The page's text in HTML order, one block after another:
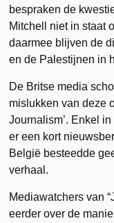
bespraken de
Mitchell niet in staat
daarmee blijven de
en de Palestijnen in
De Britse media
mislukken van deze
Journalism’. Enkel
er een kort
België besteedde
verhaal.
Mediawatchers van
eerder over de